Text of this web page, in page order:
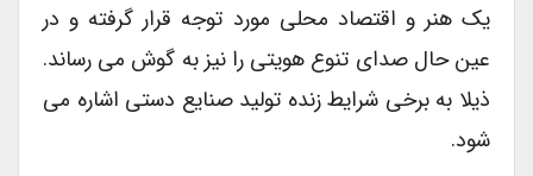
یک هنر و اقتصاد محلی مورد توجه قرار گرفته و در
عین حال صدای تنوع هویتی را نیز به گوش می رساند.
ذیلا به برخی شرایط زنده تولید صنایع دستی اشاره می
شود.